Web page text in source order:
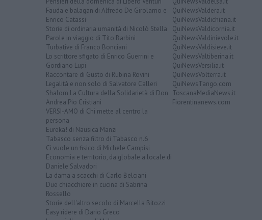
Fauda e balagan di Alfredo De Girolamo e
Enrico Catassi
Storie di ordinaria umanità di Nicolò Stella
Parole in viaggio di Tito Barbini
Turbative di Franco Bonciani
Lo scrittore sfigato di Enrico Guerrini e
Gordiano Lupi
Raccontare di Gusto di Rubina Rovini
Legalità e non solo di Salvatore Calleri
Shalom La Cultura della Solidarietà di Don
Andrea Pio Cristiani
VERSI-AMO di Chi mette al centro la
persona
Eureka! di Nausica Manzi
Tabasco senza filtro di Tabasco n.6
Ci vuole un fisico di Michele Campisi
Economia e territorio, da globale a locale di
Daniele Salvadori
La dama a scacchi di Carlo Belciani
Due chiacchiere in cucina di Sabrina
Rossello
Storie dell'altro secolo di Marcella Bitozzi
Easy ridere di Dario Greco
QuiNewsValdera.it
QuiNewsValdichiana.it
QuiNewsValdicornia.it
QuiNewsValdinievole.it
QuiNewsValdisieve.it
QuiNewsValtiberina.it
QuiNewsVersilia.it
QuiNewsVolterra.it
QuiNewsTango.com
ToscanaMediaNews.it
Fiorentinanews.com